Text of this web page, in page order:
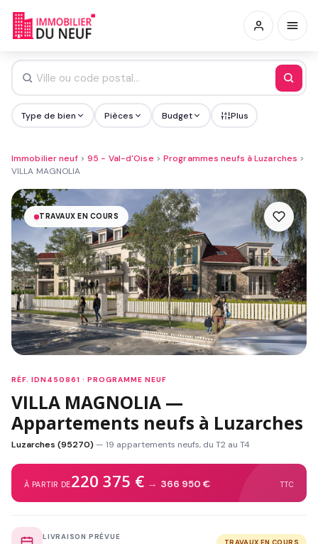
Type de bien Pièces Budget Plus
Immobilier neuf> 95 - Val-d'Oise > Programmes neufs à Luzarches >
VILLA MAGNOLIA
TRAVAUX EN COURS
RÉF. IDN450861 · PROGRAMME NEUF
VILLA MAGNOLIA —
Appartements neufs à Luzarches
Luzarches (95270) — 19 appartements neufs, du T2 au T4
À PARTIR DE220 375 € → 366 950 € TTC
LIVRAISON PRÉVUE